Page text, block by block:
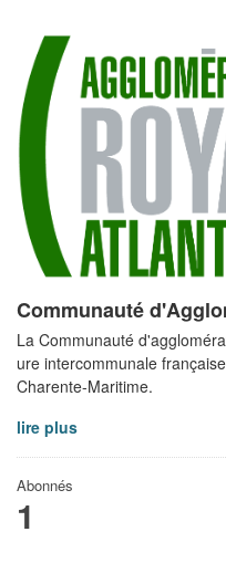
Communauté
La Communauté
ure intercommunale
Charente-Maritime.
lire plus
Abonnés
1